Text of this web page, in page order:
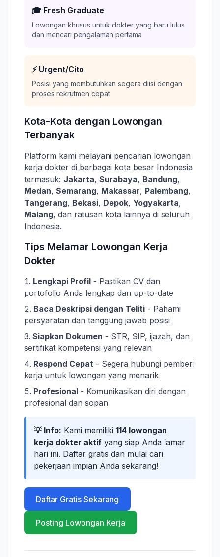
🎓 Fresh Graduate
Lowongan khusus untuk dokter yang baru lulus
dan mencari pengalaman pertama
⚡ Urgent/Cito
Posisi yang membutuhkan segera diisi dengan
proses rekrutmen cepat
Kota-Kota dengan Lowongan
Terbanyak
Platform kami melayani pencarian lowongan
kerja dokter di berbagai kota besar Indonesia
termasuk: Jakarta, Surabaya, Bandung,
Medan, Semarang, Makassar, Palembang,
Tangerang, Bekasi, Depok, Yogyakarta,
Malang, dan ratusan kota lainnya di seluruh
Indonesia.
Tips Melamar Lowongan Kerja
Dokter
Lengkapi Profil - Pastikan CV dan
portofolio Anda lengkap dan up-to-date
Baca Deskripsi dengan Teliti - Pahami
persyaratan dan tanggung jawab posisi
Siapkan Dokumen - STR, SIP, ijazah, dan
sertifikat kompetensi yang relevan
Respond Cepat - Segera hubungi pemberi
kerja untuk lowongan yang menarik
Profesional - Komunikasikan diri dengan
profesional dan sopan
💡 Info: Kami memiliki 114 lowongan
kerja dokter aktif yang siap Anda lamar
hari ini. Daftar gratis dan mulai cari
pekerjaan impian Anda sekarang!
Daftar Gratis Sekarang
Posting Lowongan Kerja